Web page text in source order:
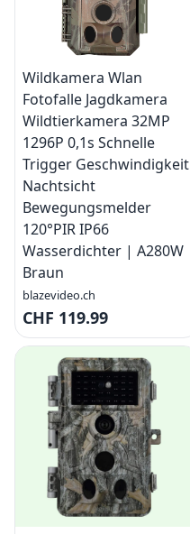
Wildkamera Wlan
Fotofalle Jagdkamera
Wildtierkamera 32MP
1296P 0,1s Schnelle
Trigger Geschwindigkeit
Nachtsicht
Bewegungsmelder
120°PIR IP66
Wasserdichter | A280W
Braun
blazevideo.ch
CHF 119.99